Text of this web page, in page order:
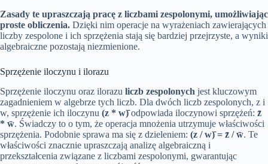
Zasady te upraszczają pracę z liczbami zespolonymi, umożliwiając
proste obliczenia. Dzięki nim operacje na wyrażeniach zawierających
liczby zespolone i ich sprzężenia stają się bardziej przejrzyste, a wyniki
algebraiczne pozostają niezmienione.
Sprzężenie iloczynu i ilorazu
Sprzężenie iloczynu oraz ilorazu liczb zespolonych jest kluczowym
zagadnieniem w algebrze tych liczb. Dla dwóch liczb zespolonych, z i
w, sprzężenie ich iloczynu (z * w)̄odpowiada iloczynowi sprzężeń: z̄
* w̄. Świadczy to o tym, że operacja mnożenia utrzymuje właściwości
sprzężenia. Podobnie sprawa ma się z dzieleniem: (z / w)̄ = z̄ / w̄. Te
właściwości znacznie upraszczają analizę algebraiczną i
przekształcenia związane z liczbami zespolonymi, gwarantując